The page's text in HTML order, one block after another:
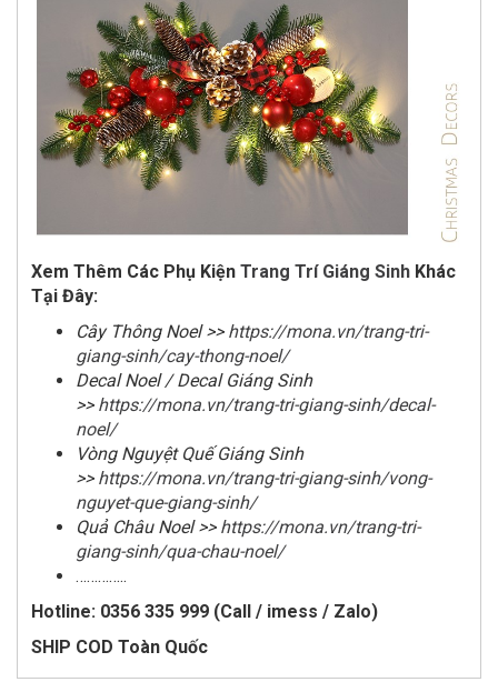
Xem Thêm Các Phụ Kiện Trang Trí Giáng Sinh Khác
Tại Đây:
Cây Thông Noel >> https://mona.vn/trang-tri-
giang-sinh/cay-thong-noel/
Decal Noel / Decal Giáng Sinh
>> https://mona.vn/trang-tri-giang-sinh/decal-
noel/
Vòng Nguyệt Quế Giáng Sinh
>> https://mona.vn/trang-tri-giang-sinh/vong-
nguyet-que-giang-sinh/
Quả Châu Noel >> https://mona.vn/trang-tri-
giang-sinh/qua-chau-noel/
…………..
Hotline: 0356 335 999 (Call / imess / Zalo)
SHIP COD Toàn Quốc